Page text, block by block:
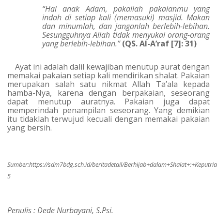
“Hai anak Adam, pakailah pakaianmu yang
indah di setiap kali (memasuki) masjid. Makan
dan minumlah, dan janganlah berlebih-lebihan.
Sesungguhnya Allah tidak menyukai orang-orang
yang berlebih-lebihan.” (QS. Al-A’raf [7]: 31)
Ayat ini adalah dalil kewajiban menutup aurat dengan
memakai pakaian setiap kali mendirikan shalat. Pakaian
merupakan salah satu nikmat Allah Ta’ala kepada
hamba-Nya, karena dengan berpakaian, seseorang
dapat menutup auratnya. Pakaian juga dapat
memperindah penampilan seseorang. Yang demikian
itu tidaklah terwujud kecuali dengan memakai pakaian
yang bersih.
Sumber:https://sdm7bdg.sch.id/beritadetail/
5
Penulis : Dede Nurbayani, S.Psi.